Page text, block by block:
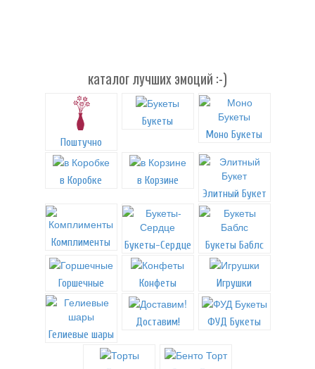
каталог лучших эмоций :-)
Поштучно
Букеты
Моно Букеты
в Коробке
в Корзине
Элитный Букет
Комплименты Букеты-Сердце Букеты Баблс
Горшечные Конфеты Игрушки
Гелиевые шары
Доставим! ФУД Букеты